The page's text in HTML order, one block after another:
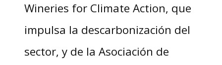
Wineries for Climate Action, que
impulsa la descarbonización del
sector, y de la Asociación de